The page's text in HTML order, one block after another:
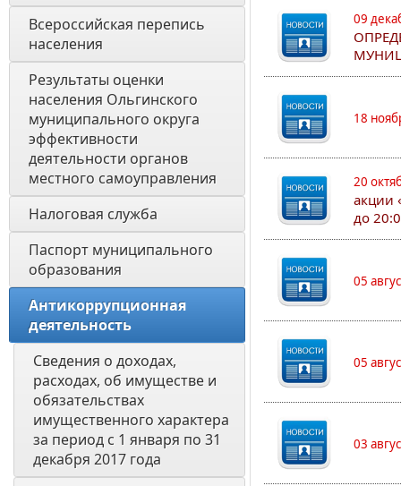
Всероссийская перепись
населения
Результаты оценки
населения Ольгинского
муниципального округа
эффективности
деятельности органов
местного самоуправления
Налоговая служба
Паспорт муниципального
образования
Антикоррупционная
деятельность
Сведения о доходах,
расходах, об имуществе и
обязательствах
имущественного характера
за период с 1 января по 31
декабря 2017 года
09
18
20
акции
до
05
05
03